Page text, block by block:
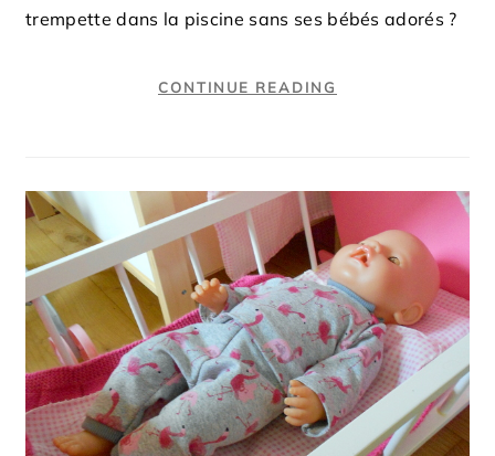
trempette dans la piscine sans ses bébés adorés ?
CONTINUE READING